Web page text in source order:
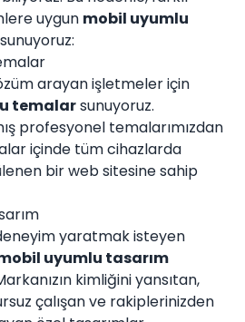
uygun mobil uyumlu
arayan işletmeler için
temalarsunuyoruz.
profesyonel temalarımızdan
içinde tüm cihazlarda
bir web sitesine sahip
yaratmak isteyen
uyumlu tasarım
kimliğini yansıtan,
çalışan ve rakiplerinizden